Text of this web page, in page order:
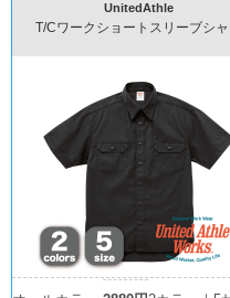
UnitedAthle
T/Cワークショートスリーブシ